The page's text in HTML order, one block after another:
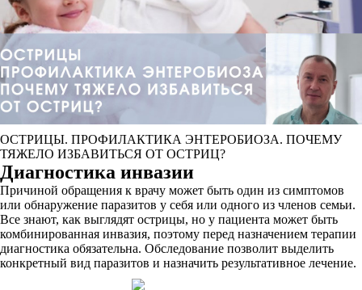
ОСТРИЦЫ. ПРОФИЛАКТИКА ЭНТЕРОБИОЗА. ПОЧЕМУ
ТЯЖЕЛО ИЗБАВИТЬСЯ ОТ ОСТРИЦ?
Диагностика инвазии
Причиной обращения к врачу может быть один из симптомов
или обнаружение паразитов у себя или одного из членов семьи.
Все знают, как выглядят острицы, но у пациента может быть
комбинированная инвазия, поэтому перед назначением терапии
диагностика обязательна. Обследование позволит выделить
конкретный вид паразитов и назначить результативное лечение.